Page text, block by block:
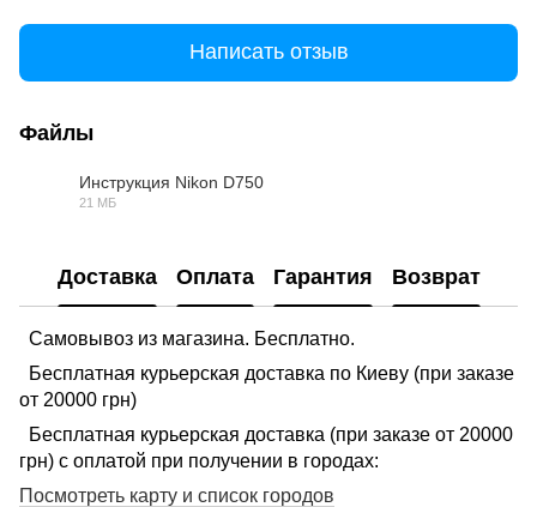
Написать отзыв
Файлы
Инструкция Nikon D750
21 МБ
Доставка Оплата Гарантия Возврат
Самовывоз из магазина. Бесплатно.
Бесплатная курьерская доставка по Киеву (при заказе
от 20000 грн)
Бесплатная курьерская доставка (при заказе от 20000
грн) с оплатой при получении в городах:
Посмотреть карту и список городов